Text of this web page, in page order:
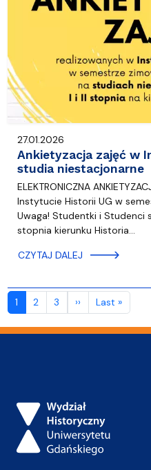
27.01.2026
Ankietyzacja zajęć w
studia niestacjonarne
ELEKTRONICZNA
Instytucie Historii UG w
Uwaga! Studentki i Studenci
stopnia kierunku Historia…
CZYTAJ DALEJ
Stronicowanie
1 2 3 ››Następna strona
Last »